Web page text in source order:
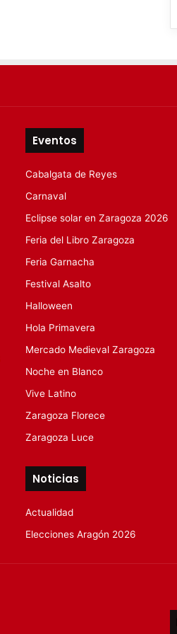
Eventos
Cabalgata de Reyes
Carnaval
Eclipse solar en Zaragoza 2026
Feria del Libro Zaragoza
Feria Garnacha
Festival Asalto
Halloween
Hola Primavera
Mercado Medieval Zaragoza
Noche en Blanco
Vive Latino
Zaragoza Florece
Zaragoza Luce
Noticias
Actualidad
Elecciones Aragón 2026